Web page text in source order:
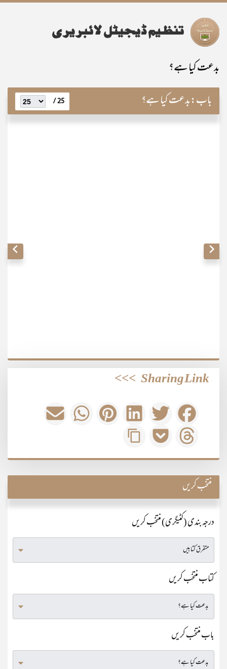
بدعت کیا ہے؟
باب:بدعت کیا ہے؟ 25 /
Sharing Link
>>>
منتخب کریں
درجہ بندی (کٹیگری) منتخب کریں
کتاب منتخب کریں
باب منتخب کریں